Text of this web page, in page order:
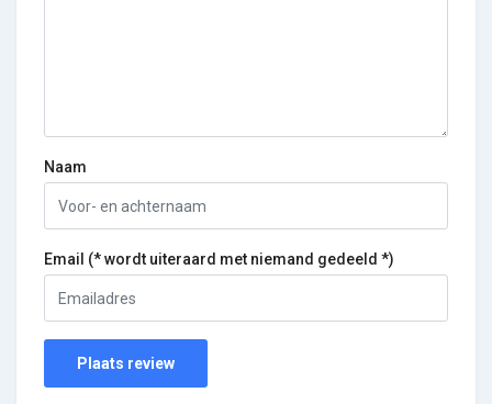
Naam
Email (* wordt uiteraard met niemand gedeeld *)
Plaats review